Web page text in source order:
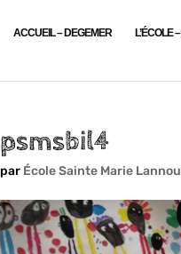
ACCUEIL – DEGEMER L’ÉCOLE
psmsbil4
par École Sainte Marie